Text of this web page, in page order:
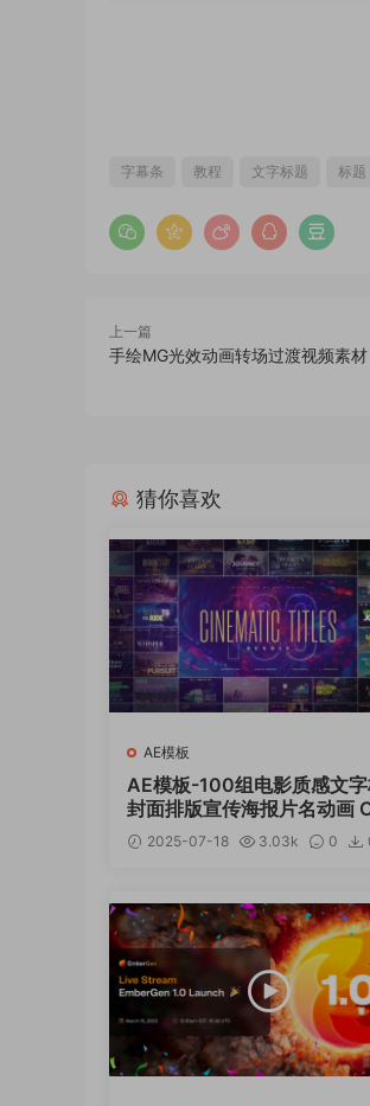
字幕条 教程 文字标题 标题
上一篇
手绘MG光效动画转场过渡视频素
猜你喜欢
AE模板
AE模板-100组电影质感文
封面排版宣传海报片名动画
matic Titles
2025-07-18 3.03k 0